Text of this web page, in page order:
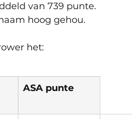
van 739 punte.
naam hoog gehou.
het:
ASA punte